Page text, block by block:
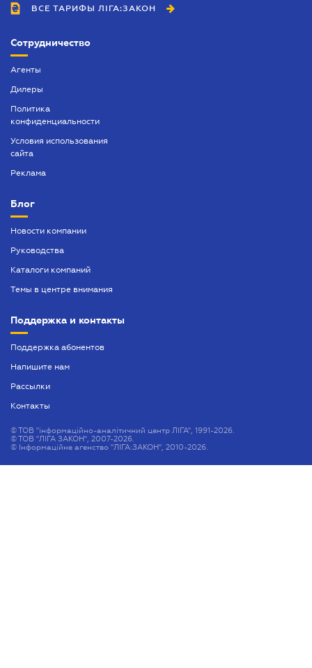
Оформление доверенности
Оформление заявлений у нотариуса
Оформление наследства
Предварительный договор
Таможенный юрист
Услуги адвокатского бюро
ВСЕ ТАРИФЫ ЛІГА:ЗАКОН
Сотрудничество
Агенты
Дилеры
Политика
конфиденциальности
Условия использования
сайта
Реклама
Блог
Новости компании
Руководства
Каталоги компаний
Темы в центре внимания
Поддержка и контакты
Поддержка абонентов
Напишите нам
Рассылки
Контакты
©ТОВ "інформаційно-аналітичний центр ЛІГА", 1991-2026.
©ТОВ "ЛІГА ЗАКОН", 2007-2026.
© Інформаційне агенство "ЛІГА:ЗАКОН", 2010-2026.